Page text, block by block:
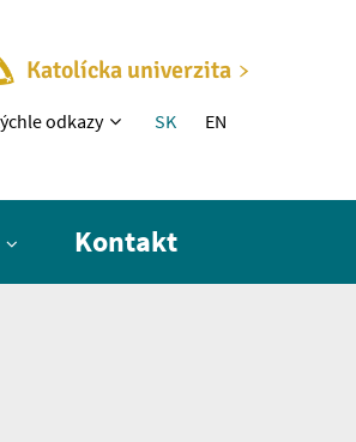
Katolícka univerzita
menu
odkazy SK EN
Kontakt